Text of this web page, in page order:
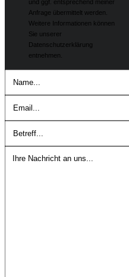
und ggf. entsprechend meiner
Anfrage übermittelt werden.
Weitere Informationen können
Sie unserer
Datenschutzerklärung
entnehmen.